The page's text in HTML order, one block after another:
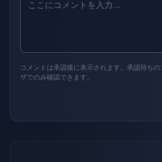
コメントは承認後に表示されます。承認待ち
ザでのみ確認できます。